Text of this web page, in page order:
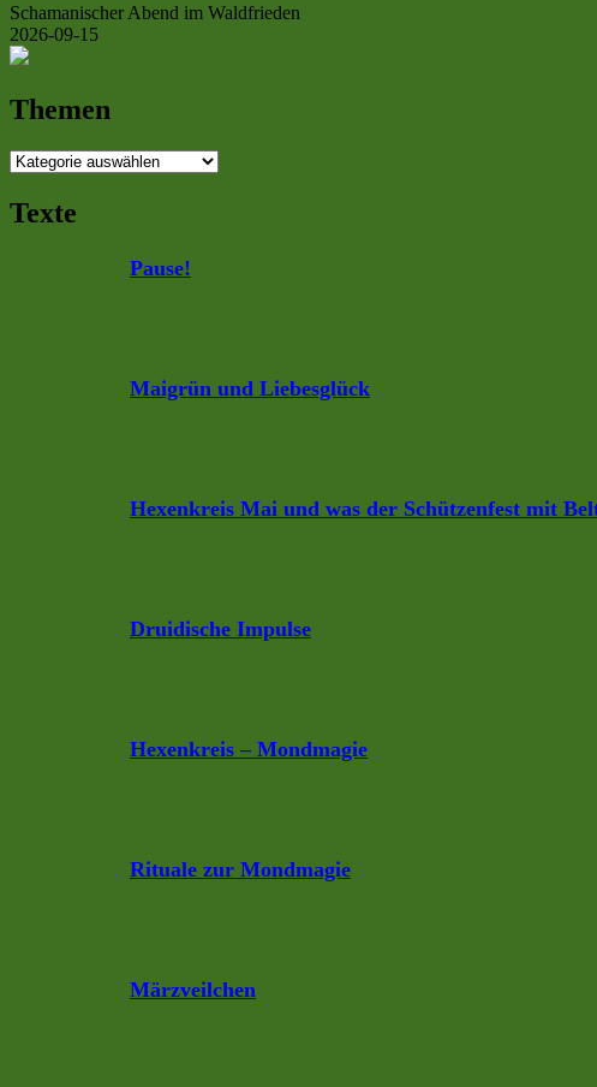
Schamanischer Abend im Waldfrieden
2026-09-15
Themen
Themen
Texte
Pause!
Maigrün und Liebesglück
Hexenkreis Mai und was der Schützenfest mit
Druidische Impulse
Hexenkreis – Mondmagie
Rituale zur Mondmagie
Märzveilchen